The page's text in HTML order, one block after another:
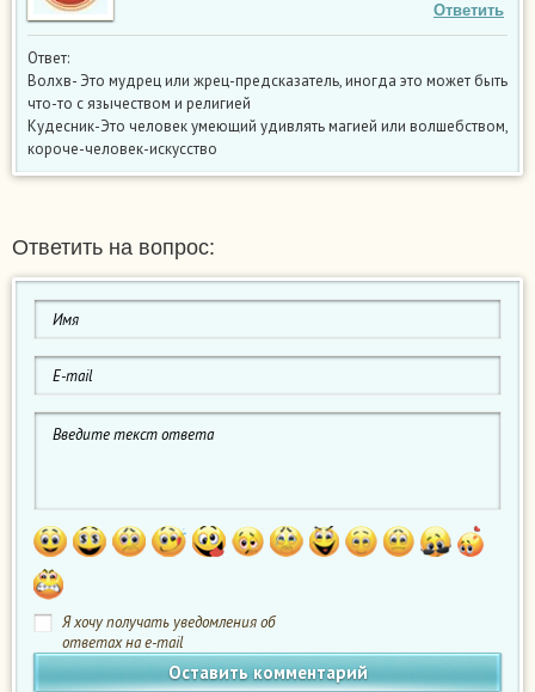
Ответить
Ответ:
Волхв- Это мудрец или жрец-предсказатель, иногда это может быть
что-то с язычеством и религией
Кудесник-Это человек умеющий удивлять магией или волшебством,
короче-человек-искусство
Ответить на вопрос:
Я хочу получать уведомления об
ответах на e-mail